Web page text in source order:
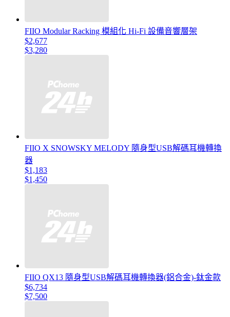
FIIO Modular Racking 模組化 Hi-Fi 設備音響層架
$2,677
$3,280
FIIO X SNOWSKY MELODY 隨身型USB解碼耳機轉換
器
$1,183
$1,450
FIIO QX13 隨身型USB解碼耳機轉換器(鋁合金)-鈦金款
$6,734
$7,500